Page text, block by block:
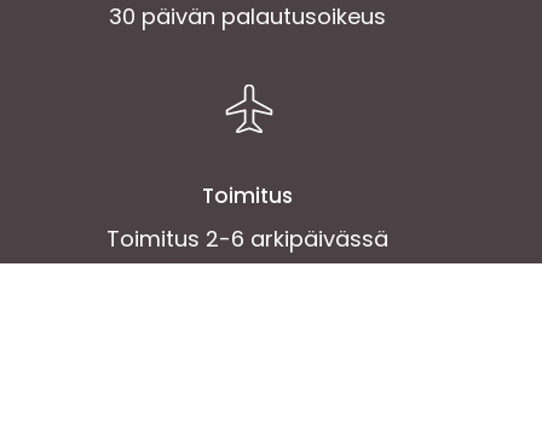
30 päivän palautusoikeus
Toimitus
Toimitus 2-6 arkipäivässä